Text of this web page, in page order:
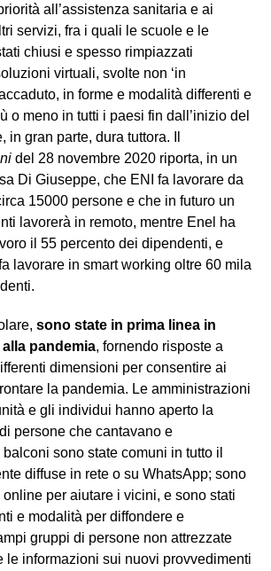
all’assistenza sanitaria e ai
servizi, fra i quali le scuole e le
chiusi e spesso rimpiazzati
virtuali, svolte non ‘in
in forme e modalità differenti e
o meno in tutti i paesi fin dall’inizio del
in gran parte, dura tuttora. Il
del 28 novembre 2020 riporta, in un
Di Giuseppe, che ENI fa lavorare da
15000 persone e che in futuro un
lavorerà in remoto, mentre Enel ha
il 55 percento dei dipendenti, e
lavorare in smart working oltre 60 mila
sono state in prima linea in
pandemia, fornendo risposte a
dimensioni per consentire ai
la pandemia. Le amministrazioni
e gli individui hanno aperto la
persone che cantavano e
sono state comuni in tutto il
diffuse in rete o su WhatsApp; sono
per aiutare i vicini, e sono stati
e modalità per diffondere e
gruppi di persone non attrezzate
le informazioni sui nuovi provvedimenti